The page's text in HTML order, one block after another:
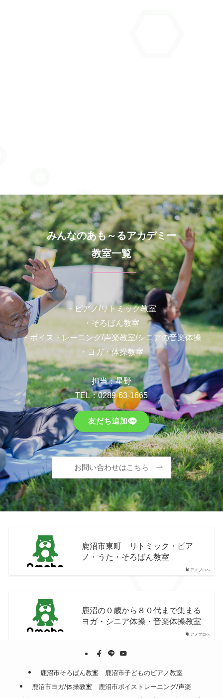
みんなのあも～るアカデミー
教室一覧
・ピアノ/リトミック教室
・そろばん教室
・ボイストレーニング/声楽教室/シニアの音楽体操
・ヨガ・体操教室
担当：星野
TEL：0289-63-1665
友だち追加
お問い合わせはこちら
アメブロへ
鹿沼市東町 リトミック・ピア
ノ・うた・そろばん教室
アメブロへ
鹿沼の０歳から８０代まで集まる
ヨガ・シニア体操・音楽体操教室
鹿沼市そろばん教室
鹿沼市子どものピアノ教室
鹿沼市ヨガ/体操教室
鹿沼市ボイストレーニング/声楽